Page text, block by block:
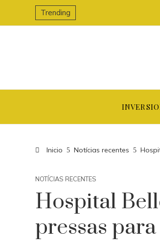
Trending
Inicio Notícias recentes
NOTÍCIAS RECENTES
Hospital
pressas